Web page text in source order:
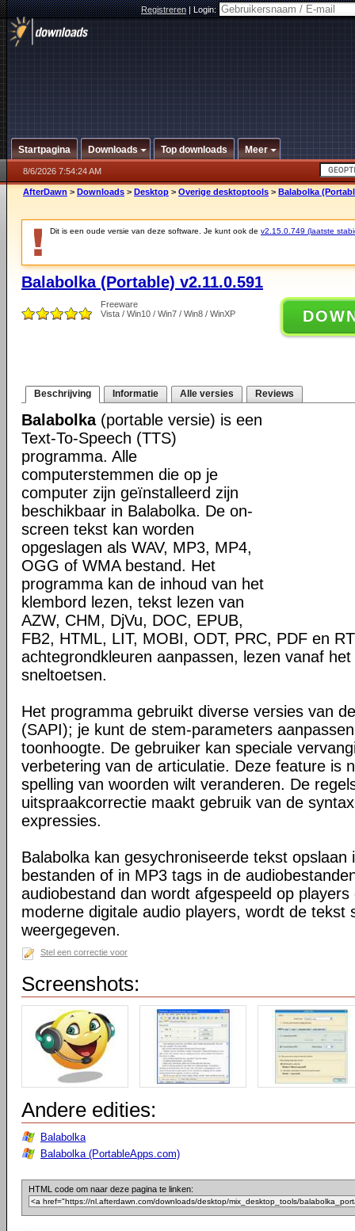
Registreren|Login:
Startpagina Downloads Top downloads Meer
8/6/2026 7:54:24 AM
AfterDawn > Downloads > Desktop > Overige desktoptools > Balabolka
Dit is een oude versie van deze software. Je kunt ook de v2.15.0.749 (laatste
Balabolka (Portable) v2.11.0.591
Freeware
Vista / Win10 / Win7 / Win8 / WinXP
Beschrijving Informatie Alle versies Reviews
Balabolka(portable versie) is een
Text-To-Speech (TTS)
programma. Alle
computerstemmen die op je
computer zijn geïnstalleerd zijn
beschikbaar in Balabolka. De on-
screen tekst kan worden
opgeslagen als WAV, MP3, MP4,
OGG of WMA bestand. Het
programma kan de inhoud van het
klembord lezen, tekst lezen van
AZW, CHM, DjVu, DOC, EPUB,
FB2, HTML, LIT, MOBI, ODT, PRC, PDF en
achtegrondkleuren aanpassen, lezen vanaf
sneltoetsen.
Het programma gebruikt diverse versies van
(SAPI); je kunt de stem-parameters
toonhoogte. De gebruiker kan speciale
verbetering van de articulatie. Deze feature is
spelling van woorden wilt veranderen. De
uitspraakcorrectie maakt gebruik van de
expressies.
Balabolka kan gesychroniseerde tekst opslaan
bestanden of in MP3 tags in de
audiobestand dan wordt afgespeeld op
moderne digitale audio players, wordt de tekst
weergegeven.
Stel een correctie voor
Screenshots:
Andere edities:
Balabolka
Balabolka (PortableApps.com)
HTML code om naar deze pagina te linken: